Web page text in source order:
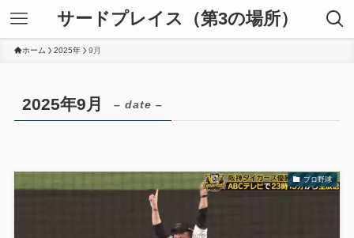
サードプレイス（第3の場所）
ホーム 2025年 9月
2025年9月 – date –
プロ野球